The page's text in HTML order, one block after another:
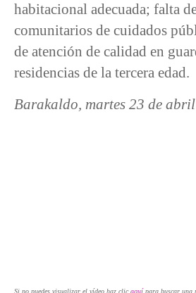
habitacional adecuada; falta
comunitarios de cuidados
de atención de calidad en
residencias de la tercera edad.
Barakaldo, martes 23 de abril
Si no puedes visualizar el vídeo haz clicaquípara buscar una